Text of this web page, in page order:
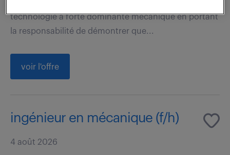
technologie à forte dominante mécanique en portant
la responsabilité de démontrer que...
voir l'offre
ingénieur en mécanique (f/h)
4 août 2026